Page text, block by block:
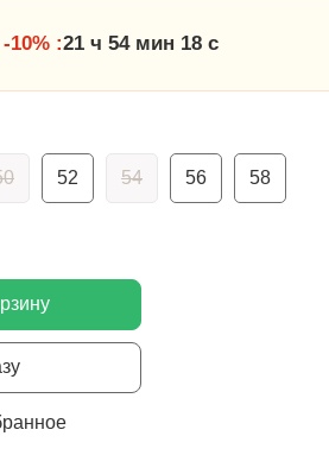
10% :21 ч 54 мин 17 с
52 54 56 58